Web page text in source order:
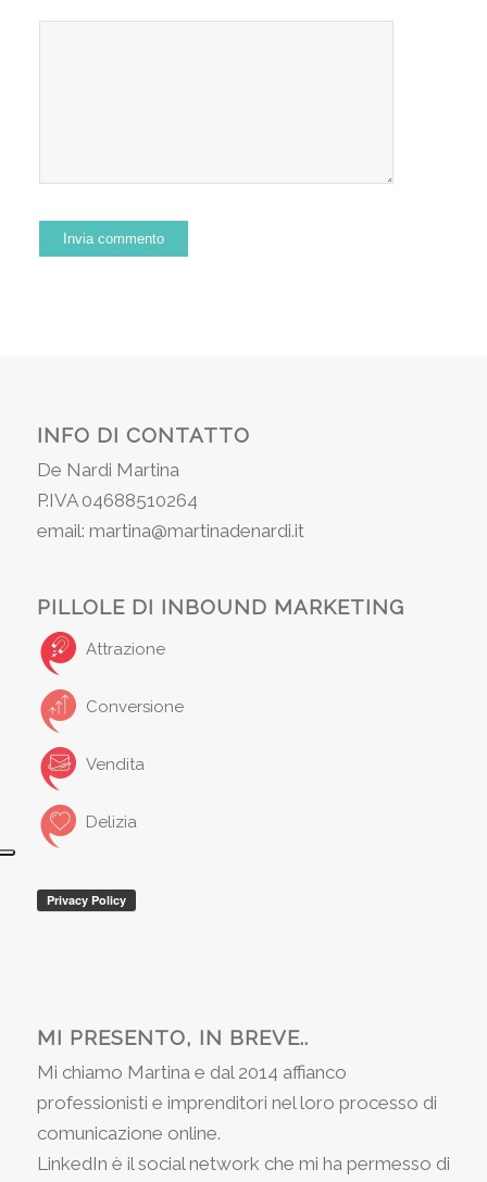
INFO DI CONTATTO
De Nardi Martina
P.IVA 04688510264
email: martina@martinadenardi.it
PILLOLE DI INBOUND MARKETING
Attrazione
Conversione
Vendita
Delizia
MI PRESENTO, IN BREVE..
Mi chiamo Martina e dal 2014 affianco
professionisti e imprenditori nel loro processo di
comunicazione online.
LinkedIn è il social network che mi ha permesso di